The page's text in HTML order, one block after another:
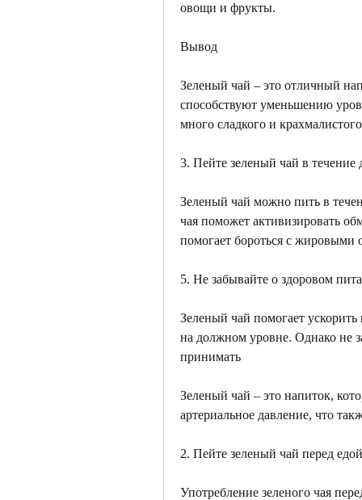
овощи и фрукты.
Вывод
Зеленый чай – это отличный
способствуют уменьшению
много сладкого и
3. Пейте зеленый чай в течение
Зеленый чай можно пить в
чая поможет активизировать
помогает бороться с жировыми
5. Не забывайте о здоровом
Зеленый чай помогает
на должном уровне. Однако не
принимать
Зеленый чай – это напиток,
артериальное давление, что
2. Пейте зеленый чай перед едой
Употребление зеленого чая